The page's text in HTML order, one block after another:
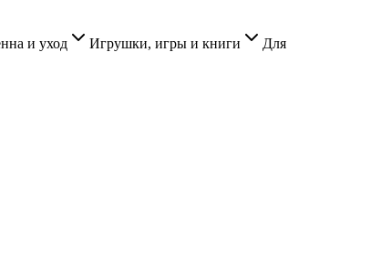
и уход Игрушки, игры и книги
Для